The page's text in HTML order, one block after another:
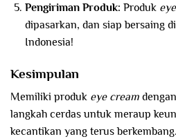
Pengiriman Produk: Produk
dipasarkan, dan siap bersaing
Indonesia!
Kesimpulan
Memiliki produk eye cream
langkah cerdas untuk meraup
kecantikan yang terus